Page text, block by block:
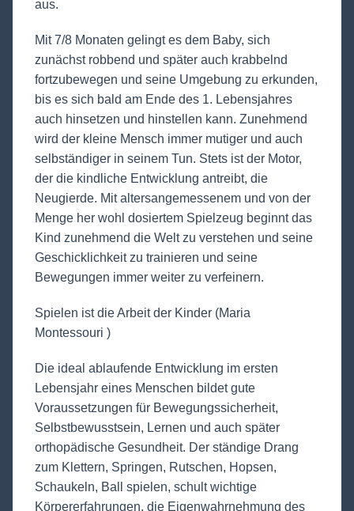
aus.
Mit 7/8 Monaten gelingt es dem Baby, sich
zunächst robbend und später auch krabbelnd
fortzubewegen und seine Umgebung zu erkunden,
bis es sich bald am Ende des 1. Lebensjahres
auch hinsetzen und hinstellen kann. Zunehmend
wird der kleine Mensch immer mutiger und auch
selbständiger in seinem Tun. Stets ist der Motor,
der die kindliche Entwicklung antreibt, die
Neugierde. Mit altersangemessenem und von der
Menge her wohl dosiertem Spielzeug beginnt das
Kind zunehmend die Welt zu verstehen und seine
Geschicklichkeit zu trainieren und seine
Bewegungen immer weiter zu verfeinern.
Spielen ist die Arbeit der Kinder (Maria
Montessouri )
Die ideal ablaufende Entwicklung im ersten
Lebensjahr eines Menschen bildet gute
Voraussetzungen für Bewegungssicherheit,
Selbstbewusstsein, Lernen und auch später
orthopädische Gesundheit. Der ständige Drang
zum Klettern, Springen, Rutschen, Hopsen,
Schaukeln, Ball spielen, schult wichtige
Körpererfahrungen, die Eigenwahrnehmung des